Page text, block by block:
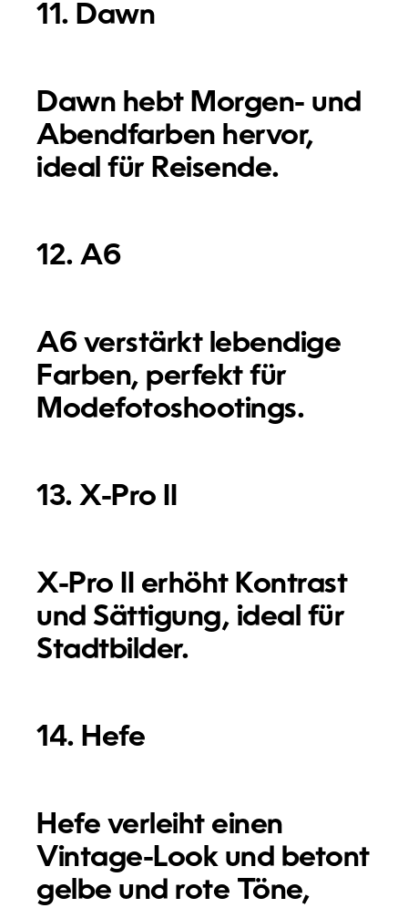
11. Dawn
Dawn hebt Morgen- und
Abendfarben hervor,
ideal für Reisende.
12. A6
A6 verstärkt lebendige
Farben, perfekt für
Modefotoshootings.
13. X-Pro II
X-Pro II erhöht Kontrast
und Sättigung, ideal für
Stadtbilder.
14. Hefe
Hefe verleiht einen
Vintage-Look und betont
gelbe und rote Töne,